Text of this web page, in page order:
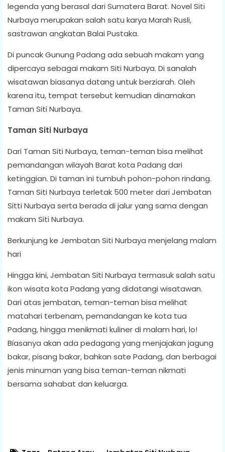
legenda yang berasal dari Sumatera Barat. Novel Siti
Nurbaya merupakan salah satu karya Marah Rusli,
sastrawan angkatan Balai Pustaka.
Di puncak Gunung Padang ada sebuah makam yang
dipercaya sebagai makam Siti Nurbaya. Di sanalah
wisatawan biasanya datang untuk berziarah. Oleh
karena itu, tempat tersebut kemudian dinamakan
Taman Siti Nurbaya.
Taman Siti Nurbaya
Dari Taman Siti Nurbaya, teman-teman bisa melihat
pemandangan wilayah Barat kota Padang dari
ketinggian. Di taman ini tumbuh pohon-pohon rindang.
Taman Siti Nurbaya terletak 500 meter dari Jembatan
Sitti Nurbaya serta berada di jalur yang sama dengan
makam Siti Nurbaya.
Berkunjung ke Jembatan Siti Nurbaya menjelang malam
hari
Hingga kini, Jembatan Siti Nurbaya termasuk salah satu
ikon wisata kota Padang yang didatangi wisatawan.
Dari atas jembatan, teman-teman bisa melihat
matahari terbenam, pemandangan ke kota tua
Padang, hingga menikmati kuliner di malam hari, lo!
Biasanya akan ada pedagang yang menjajakan jagung
bakar, pisang bakar, bahkan sate Padang, dan berbagai
jenis minuman yang bisa teman-teman nikmati
bersama sahabat dan keluarga.